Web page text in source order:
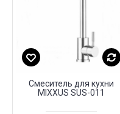
Смеситель для кухни
MIXXUS SUS-011